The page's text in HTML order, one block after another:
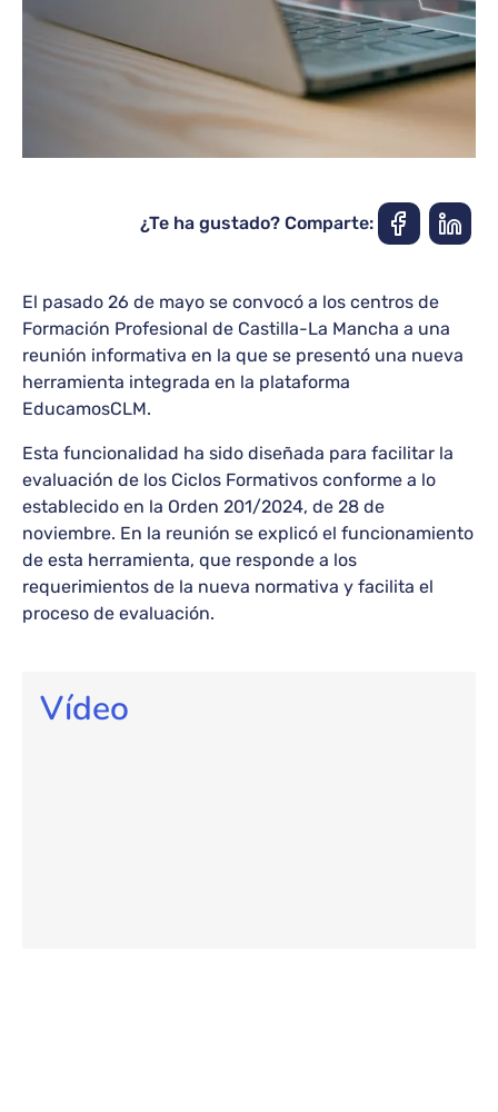
¿Te ha gustado? Comparte:
El pasado 26 de mayo se convocó a los centros de
Formación Profesional de Castilla-La Mancha a una
reunión informativa en la que se presentó una nueva
herramienta integrada en la plataforma
EducamosCLM.
Esta funcionalidad ha sido diseñada para facilitar la
evaluación de los Ciclos Formativos conforme a lo
establecido en la Orden 201/2024, de 28 de
noviembre. En la reunión se explicó el funcionamiento
de esta herramienta, que responde a los
requerimientos de la nueva normativa y facilita el
proceso de evaluación.
Vídeo